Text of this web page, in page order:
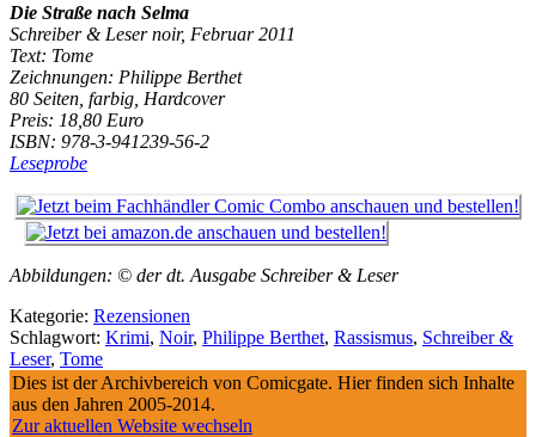
Die Straße nach Selma
Schreiber & Leser noir, Februar 2011
Text: Tome
Zeichnungen: Philippe Berthet
80 Seiten, farbig, Hardcover
Preis: 18,80 Euro
ISBN: 978-3-941239-56-2
Leseprobe
Abbildungen: © der dt. Ausgabe Schreiber & Leser
Kategorie: Rezensionen
Schlagwort: Krimi, Noir, Philippe Berthet, Rassismus, Schreiber &
Leser, Tome
Dies ist der Archivbereich von Comicgate. Hier finden sich Inhalte
aus den Jahren 2005-2014.
Zur aktuellen Website wechseln